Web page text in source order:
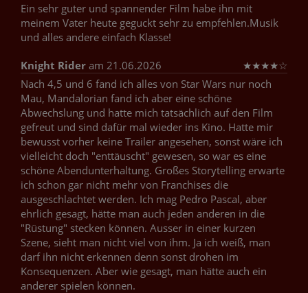
Ein sehr guter und spannender Film habe ihn mit
meinem Vater heute geguckt sehr zu empfehlen.Musik
und alles andere einfach Klasse!
Knight Rider am 21.06.2026 ★★★★☆
Nach 4,5 und 6 fand ich alles von Star Wars nur noch
Mau, Mandalorian fand ich aber eine schöne
Abwechslung und hatte mich tatsächlich auf den Film
gefreut und sind dafür mal wieder ins Kino. Hatte mir
bewusst vorher keine Trailer angesehen, sonst wäre ich
vielleicht doch "enttäuscht" gewesen, so war es eine
schöne Abendunterhaltung. Großes Storytelling erwarte
ich schon gar nicht mehr von Franchises die
ausgeschlachtet werden. Ich mag Pedro Pascal, aber
ehrlich gesagt, hätte man auch jeden anderen in die
"Rüstung" stecken können. Ausser in einer kurzen
Szene, sieht man nicht viel von ihm. Ja ich weiß, man
darf ihn nicht erkennen denn sonst drohen im
Konsequenzen. Aber wie gesagt, man hätte auch ein
anderer spielen können.